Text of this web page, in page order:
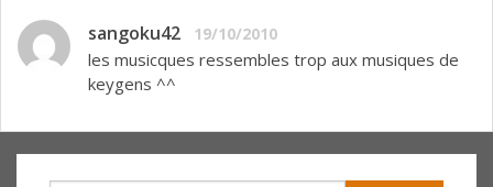
sangoku42 19/10/2010
les musicques ressembles trop aux musiques de
keygens ^^